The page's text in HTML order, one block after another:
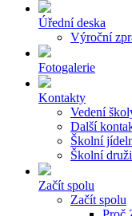
Úřední deska
Výroční
Fotogalerie
Kontakty
Vedení
Další
Školní
Školní
Začít spolu
Začít spolu